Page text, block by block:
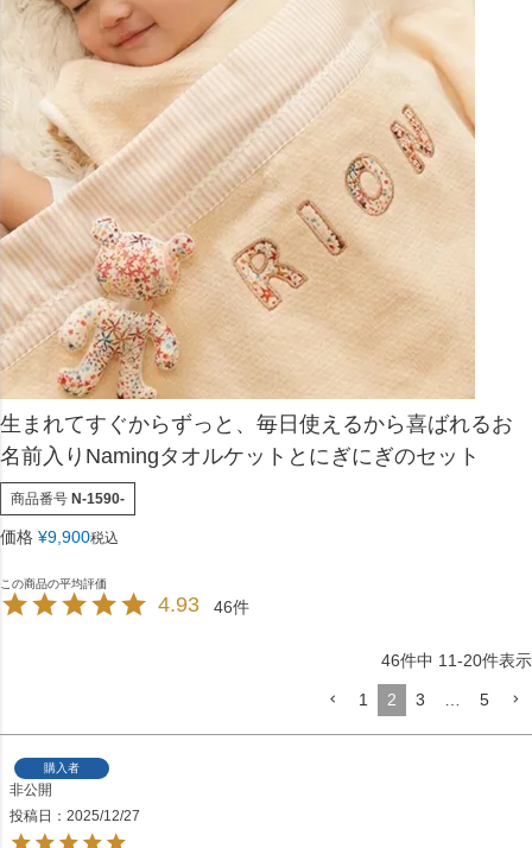
生まれてすぐからずっと、毎日使えるから喜ばれるお
名前入りNamingタオルケットとにぎにぎのセット
商品番号 N-1590-
価格 ¥9,900税込
4.93 46
46件中 11-20件表示
1 2 3 5
購入者
非公開
投稿日
2025/12/27